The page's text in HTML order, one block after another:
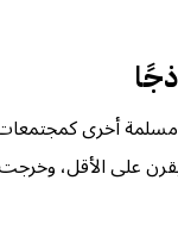
أخرى
على الأقل،